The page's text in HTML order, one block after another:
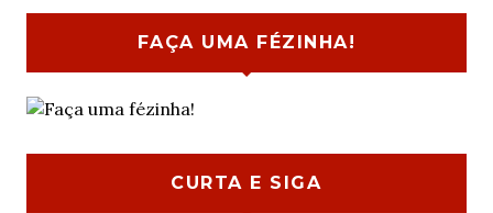
FAÇA UMA FÉZINHA!
CURTA E SIGA